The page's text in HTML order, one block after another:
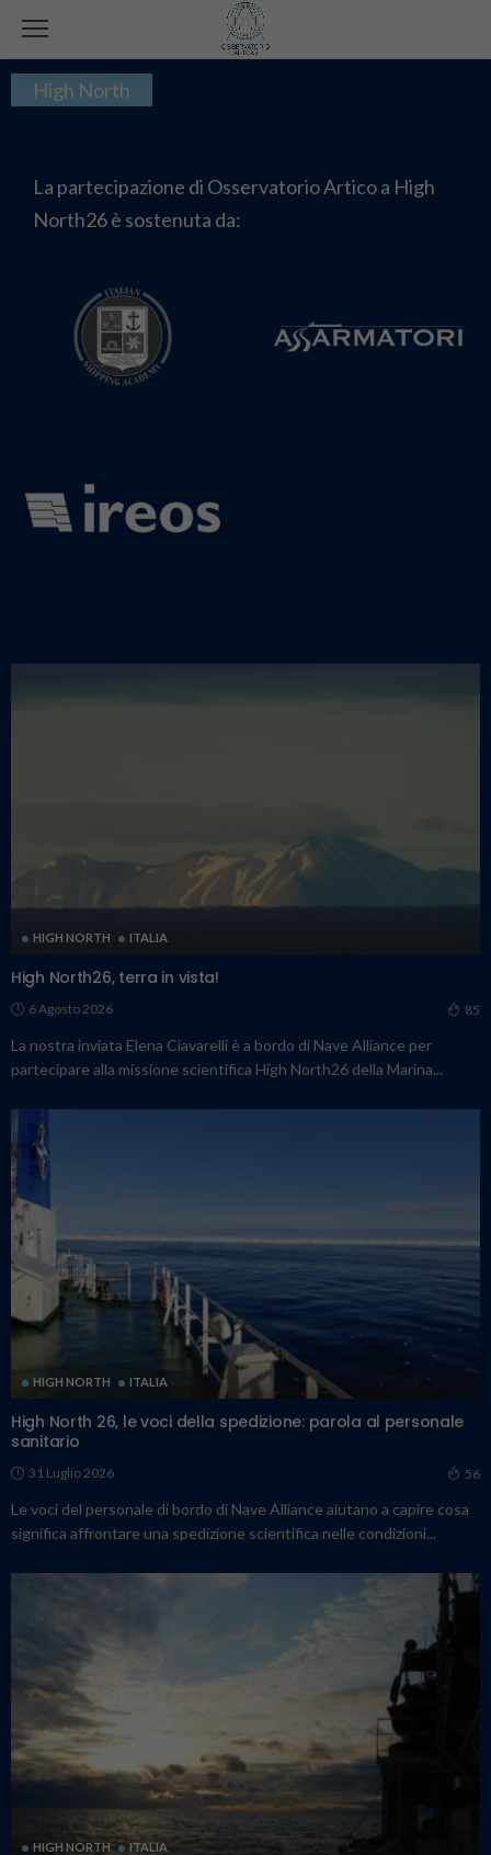
High North
La partecipazione di Osservatorio Artico a High
North26 è sostenuta da:
HIGH NORTH ITALIA
High North26, terra in vista!
6 Agosto 2026 85
La nostra inviata Elena Ciavarelli è a bordo di Nave Alliance per
partecipare alla missione scientifica High North26 della Marina...
HIGH NORTH ITALIA
High North 26, le voci della spedizione: parola al personale
sanitario
31 Luglio 2026 56
Le voci del personale di bordo di Nave Alliance aiutano a capire cosa
significa affrontare una spedizione scientifica nelle condizioni...
HIGH NORTH ITALIA